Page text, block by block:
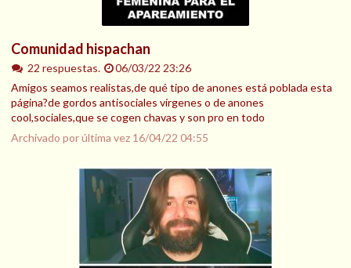
Comunidad hispachan
22 respuestas.
06/03/22 23:26
Amigos seamos realistas,de qué tipo de anones está poblada esta
página?de gordos antisociales vírgenes o de anones
cool,sociales,que se cogen chavas y son pro en todo
Archivado por última vez 16/04/22 04:55